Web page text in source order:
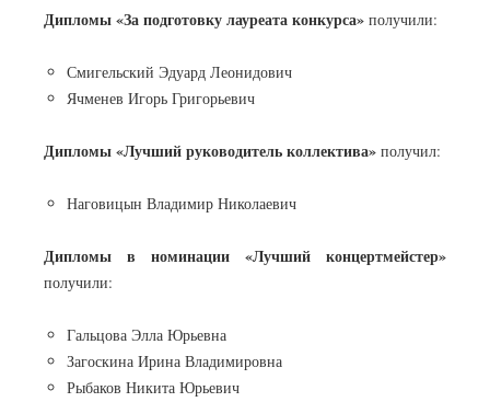
Дипломы «За подготовку лауреата конкурса» получили:
Смигельский Эдуард Леонидович
Ячменев Игорь Григорьевич
Дипломы «Лучший руководитель коллектива» получил:
Наговицын Владимир Николаевич
Дипломы в номинации «Лучший концертмейстер»
получили:
Гальцова Элла Юрьевна
Загоскина Ирина Владимировна
Рыбаков Никита Юрьевич